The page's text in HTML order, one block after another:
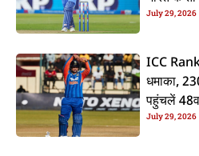
July 29, 2026
ICC
धमाका,
पहुंचलें
July 29, 2026